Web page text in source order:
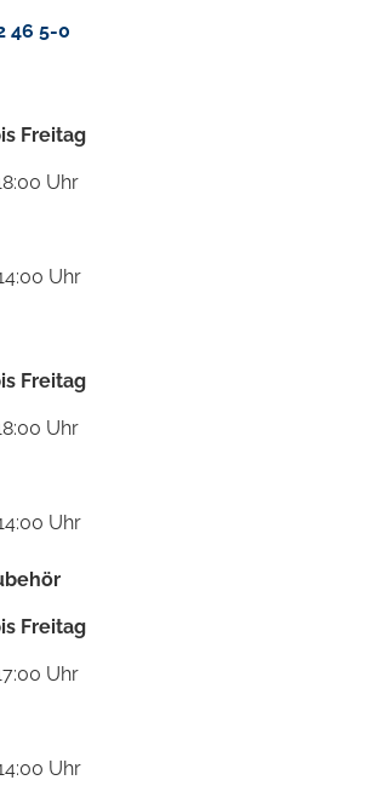
46 5-0
Freitag
Uhr
Uhr
Freitag
Uhr
Uhr
Freitag
Uhr
Uhr